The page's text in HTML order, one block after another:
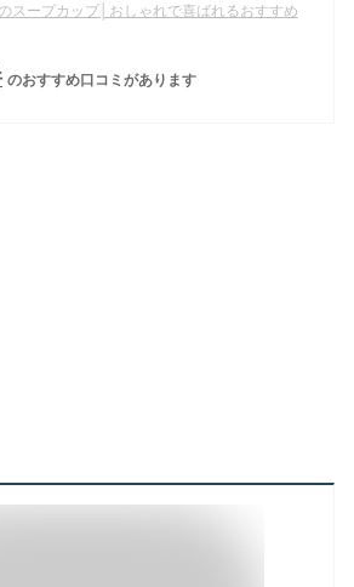
スープカップ│おしゃれで喜ばれるおすすめ
のおすすめ口コミがあります